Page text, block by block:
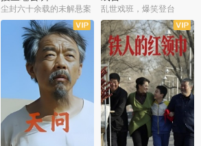
尘封六十余载的未解悬案 乱世戏班，爆笑登台